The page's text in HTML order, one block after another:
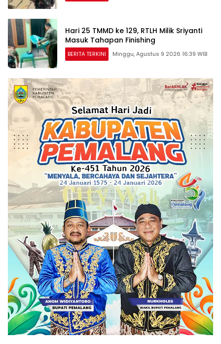
Hari 25 TMMD ke 129, RTLH Milik Sriyanti
Masuk Tahapan Finishing
BERITA TERKINI Minggu, Agustus 9 2026 16:39 WIB